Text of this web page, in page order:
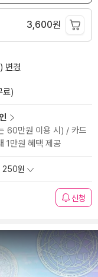
3,600원
변경
료)
60만원 이용 시) / 카드
1만원 혜택 제공
250원
신청